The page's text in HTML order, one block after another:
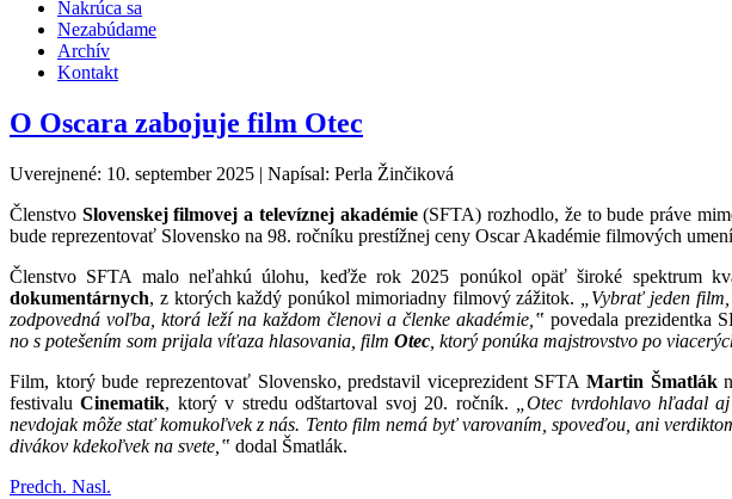
Nakrúca sa
Nezabúdame
Archív
Kontakt
O Oscara zabojuje film Otec
Uverejnené: 10. september 2025 | Napísal: Perla Žinčiková
Členstvo Slovenskej filmovej a televíznej akadémie(SFTA) rozhodlo, že to bude práve
bude reprezentovať Slovensko na 98. ročníku prestížnej ceny Oscar Akadémie filmových
Členstvo SFTA malo neľahkú úlohu, keďže rok 2025 ponúkol opäť široké spektrum
dokumentárnych, z ktorých každý ponúkol mimoriadny filmový zážitok.
„Vybrať jeden
zodpovedná voľba, ktorá leží na každom členovi a členke akadémie,‟ povedala prezidentka
no s potešením som prijala víťaza hlasovania, film Otec , ktorý ponúka majstrovstvo po
Film, ktorý bude reprezentovať Slovensko, predstavil viceprezident SFTA Martin Šmatlák
festivaluCinematik, ktorý v stredu odštartoval svoj 20. ročník. „Otec tvrdohlavo hľadal
nevdojak môže stať komukoľvek z nás. Tento film nemá byť varovaním, spoveďou, ani
divákov kdekoľvek na svete,‟ dodal Šmatlák.
Predch. Nasl.